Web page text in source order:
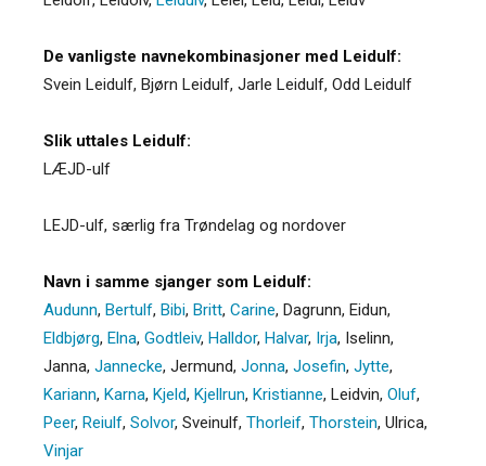
De vanligste navnekombinasjoner med Leidulf:
Svein Leidulf, Bjørn Leidulf, Jarle Leidulf, Odd Leidulf
Slik uttales Leidulf:
LÆJD-ulf
LEJD-ulf, særlig fra Trøndelag og nordover
Navn i samme sjanger som Leidulf:
Audunn, Bertulf, Bibi, Britt, Carine, Dagrunn, Eidun,
Eldbjørg, Elna, Godtleiv, Halldor, Halvar, Irja, Iselinn,
Janna, Jannecke, Jermund, Jonna, Josefin, Jytte,
Kariann, Karna, Kjeld, Kjellrun, Kristianne, Leidvin, Oluf,
Peer, Reiulf, Solvor, Sveinulf, Thorleif, Thorstein, Ulrica,
Vinjar